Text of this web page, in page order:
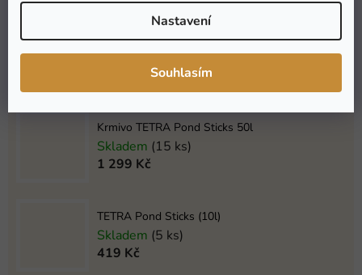
Nastavení
Souhlasím
Apetit krmivo pro venkovní a bazénové ryby, 5kg
- tyčinky
(33 ks)
Krmivo TETRA Pond Sticks 50l
Skladem (15 ks)
1 299 Kč
TETRA Pond Sticks (10l)
Skladem (5 ks)
419 Kč